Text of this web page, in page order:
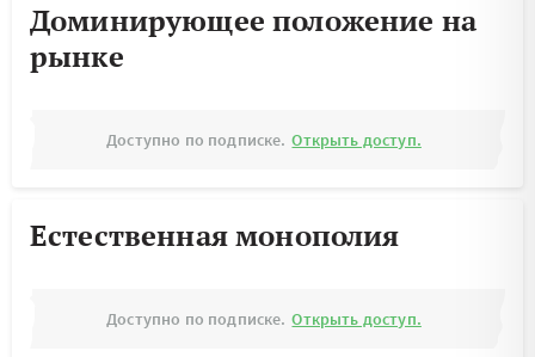
Доминирующее положение на
рынке
Доступно по подписке. Открыть доступ.
Естественная монополия
Доступно по подписке. Открыть доступ.